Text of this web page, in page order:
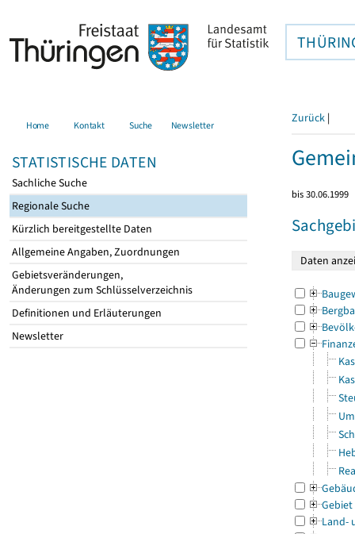
Home Kontakt Suche Newsletter
STATISTISCHE DATEN
Sachliche Suche
Regionale Suche
Kürzlich bereitgestellte Daten
Allgemeine Angaben, Zuordnungen
Gebietsveränderungen,
Änderungen zum Schlüsselverzeichnis
Definitionen und Erläuterungen
Newsletter
Zurück |
bis 30.06.1999
Gebiet
Land-